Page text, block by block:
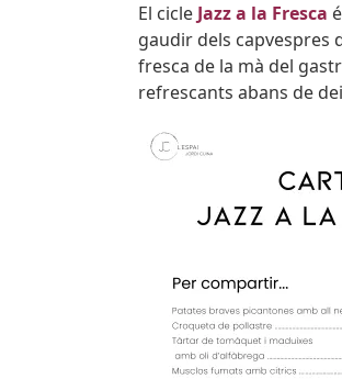
El cicle Jazz a la Fresca
gaudir dels capvespres
fresca de la mà del
refrescants abans de
Image